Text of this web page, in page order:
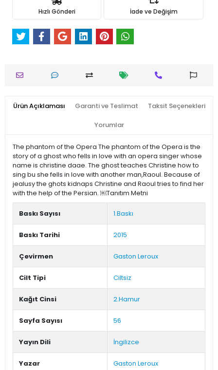
Hızlı Gönderi İade ve Değişim
Ürün Açıklaması Garanti ve Teslimat Taksit Seçenekleri
Yorumlar
The phantom of the Opera The phantom of the Opera is the
story of a ghost who fells in love with an opera singer whose
name is christine daae. The ghost teaches Christine how to
sing bu she fells in love with another man,Raoul. Because of
jealusy the ghots kidnaps Christine and Raoul tries to find her
with the help of the Persian. ￼Tanıtım Metni
Baskı Sayısı 1.Baskı
Baskı Tarihi 2015
Çevirmen Gaston Leroux
Cilt Tipi Ciltsiz
Kağıt Cinsi 2.Hamur
Sayfa Sayısı 56
Yayın Dili İngilizce
Yazar Gaston Leroux